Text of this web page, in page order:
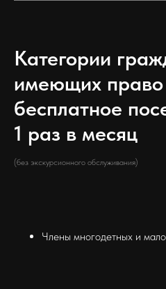
Категории
имеющих
бесплатное
1 раз в месяц
(без экскурсионного обслуживания)
Члены многодетных и